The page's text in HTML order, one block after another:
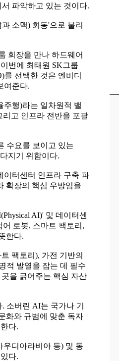
파악하고 있는 것이다.
소맥) 회동'으로 불리
회장을 만나 하드웨어
번에 최태원 SK그룹
선택한 것은 엔비디
여준다.
행)라는 일차원적 밸
고 인프라 전반을 포괄
수요를 보이고 있는
지기 위함이다.
이터센터 인프라 구축 파
확장의 핵심 우방임을
AI)' 및 데이터센
로봇, 스마트 팩토리,
한다.
팩토리), 가전 기반의
적 발열을 잡는 데 필수
을 긁어주는 핵심 자산
소버린 AI는 국가나 기
화와 규범에 맞춘 독자
다.
디아라비아 등) 및 동
다.